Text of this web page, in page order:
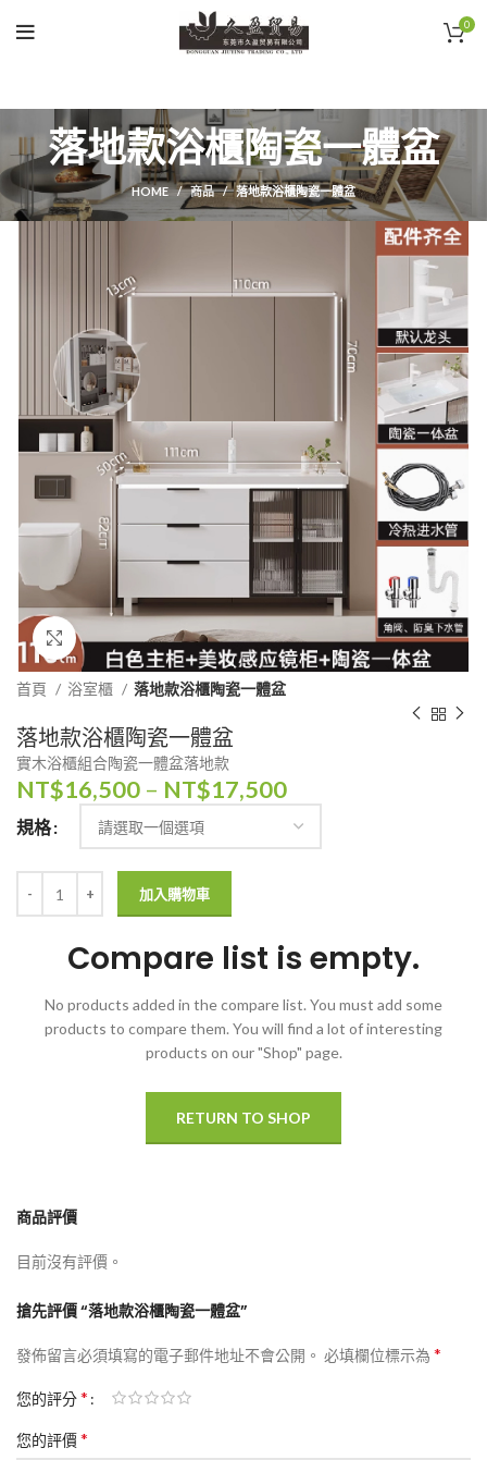
0
落地款浴櫃陶瓷一體盆
HOME 商品 落地款浴櫃陶瓷一體盆
Click to enlarge
首頁 浴室櫃 落地款浴櫃陶瓷一體盆
落地款浴櫃陶瓷一體盆
實木浴櫃組合陶瓷一體盆落地款
NT$16,500 – NT$17,500
規格
加入購物車
Compare list is empty.
No products added in the compare list. You must add some
products to compare them. You will find a lot of interesting
products on our "Shop" page.
RETURN TO SHOP
商品評價
目前沒有評價。
搶先評價 “落地款浴櫃陶瓷一體盆”
發佈留言必須填寫的電子郵件地址不會公開。 必填欄位標示為 *
您的評分*
您的評價*